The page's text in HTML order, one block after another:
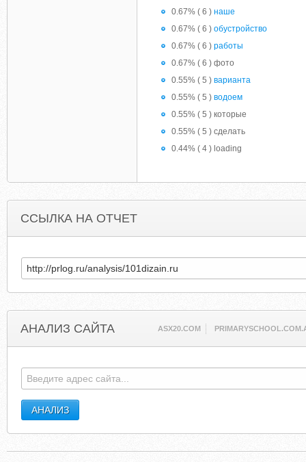
0.67% ( 6 ) наше
0.67% ( 6 ) обустройство
0.67% ( 6 ) работы
0.67% ( 6 ) фото
0.55% ( 5 ) варианта
0.55% ( 5 ) водоем
0.55% ( 5 ) которые
0.55% ( 5 ) сделать
0.44% ( 4 ) loading
ССЫЛКА НА ОТЧЕТ
АНАЛИЗ САЙТА ASX20.COM